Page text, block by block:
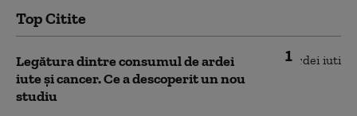
Top Citite
1
Legătura dintre consumul de ardei
iute și cancer. Ce a descoperit un nou
studiu